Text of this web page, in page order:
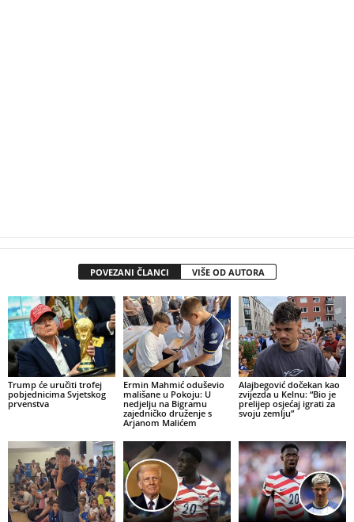
POVEZANI ČLANCI VIŠE OD AUTORA
Trump će uručiti trofej
pobjednicima Svjetskog
prvenstva
Ermin Mahmić oduševio
mališane u Pokoju: U
nedjelju na Bigramu
zajedničko druženje s
Arjanom Malićem
Alajbegović dočekan kao
zvijezda u Kelnu: “Bio je
prelijep osjećaj igrati za
svoju zemlju”